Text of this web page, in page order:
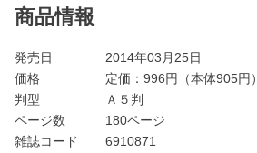
商品情報
発売日
2014年03月25日
価格
定価： 996円（本体905円）
判型
Ａ５判
ページ数
180ページ
雑誌コード
6910871